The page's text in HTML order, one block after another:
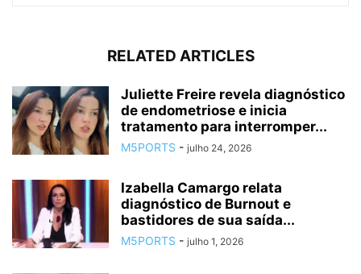
RELATED ARTICLES
Juliette Freire revela diagnóstico
de endometriose e inicia
tratamento para interromper...
M5PORTS - julho 24, 2026
Izabella Camargo relata
diagnóstico de Burnout e
bastidores de sua saída...
M5PORTS - julho 1, 2026